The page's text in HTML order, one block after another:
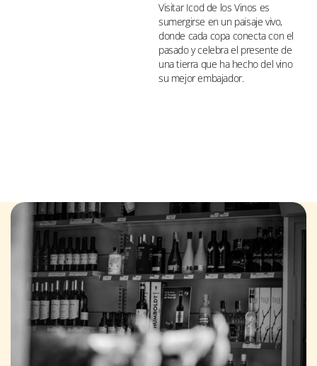
Visitar Icod de los Vinos es
sumergirse en un paisaje vivo,
donde cada copa conecta con el
pasado y celebra el presente de
una tierra que ha hecho del vino
su mejor embajador.